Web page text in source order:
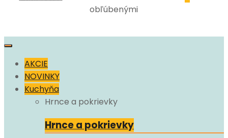
obľúbenými
Skip
contentAKCIE
NOVINKY
Kuchyňa
Hrnce a pokrievky
Hrnce a pokrievky